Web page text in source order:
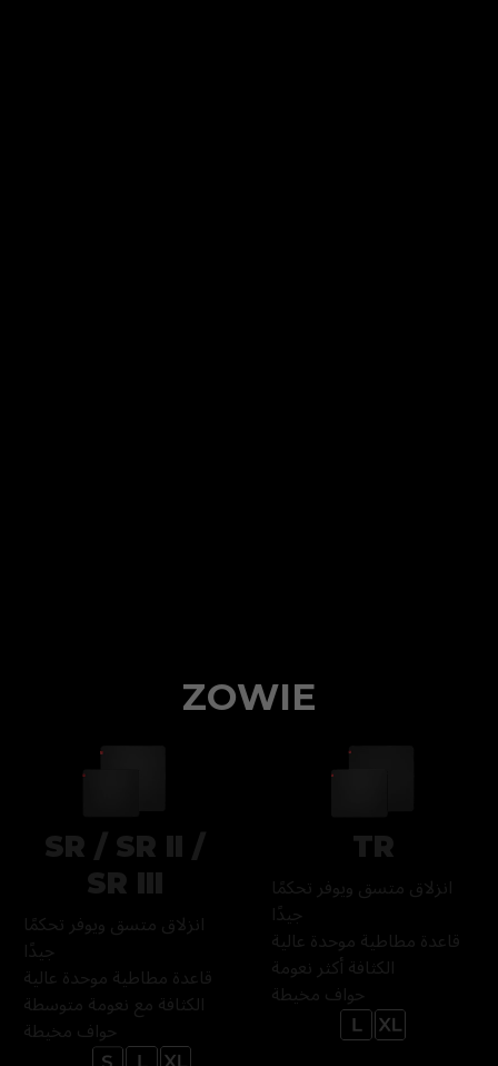
ZOWIE
TR
انزلاق متسق ويوفر تحكمًا
جيدًا
قاعدة مطاطية موحدة عالية
الكثافة أكثر نعومة
حواف مخيطة
SR / SR II /
SR III
انزلاق متسق ويوفر تحكمًا
جيدًا
قاعدة مطاطية موحدة عالية
الكثافة مع نعومة متوسطة
حواف مخيطة